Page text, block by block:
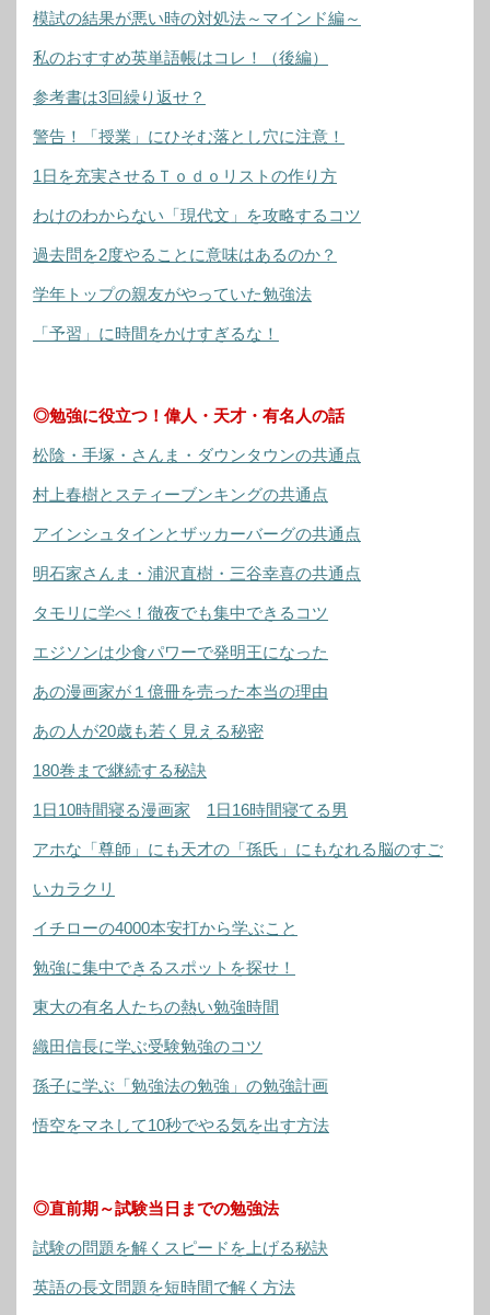
模試の結果が悪い時の対処法～マインド編～
私のおすすめ英単語帳はコレ！（後編）
参考書は3回繰り返せ？
警告！「授業」にひそむ落とし穴に注意！
1日を充実させるＴｏｄｏリストの作り方
わけのわからない「現代文」を攻略するコツ
過去問を2度やることに意味はあるのか？
学年トップの親友がやっていた勉強法
「予習」に時間をかけすぎるな！
◎勉強に役立つ！偉人・天才・有名人の話
松陰・手塚・さんま・ダウンタウンの共通点
村上春樹とスティーブンキングの共通点
アインシュタインとザッカーバーグの共通点
明石家さんま・浦沢直樹・三谷幸喜の共通点
タモリに学べ！徹夜でも集中できるコツ
エジソンは少食パワーで発明王になった
あの漫画家が１億冊を売った本当の理由
あの人が20歳も若く見える秘密
180巻まで継続する秘訣
1日10時間寝る漫画家 1日16時間寝てる男
アホな「尊師」にも天才の「孫氏」にもなれる脳のすご
いカラクリ
イチローの4000本安打から学ぶこと
勉強に集中できるスポットを探せ！
東大の有名人たちの熱い勉強時間
織田信長に学ぶ受験勉強のコツ
孫子に学ぶ「勉強法の勉強」の勉強計画
悟空をマネして10秒でやる気を出す方法
◎直前期～試験当日までの勉強法
試験の問題を解くスピードを上げる秘訣
英語の長文問題を短時間で解く方法